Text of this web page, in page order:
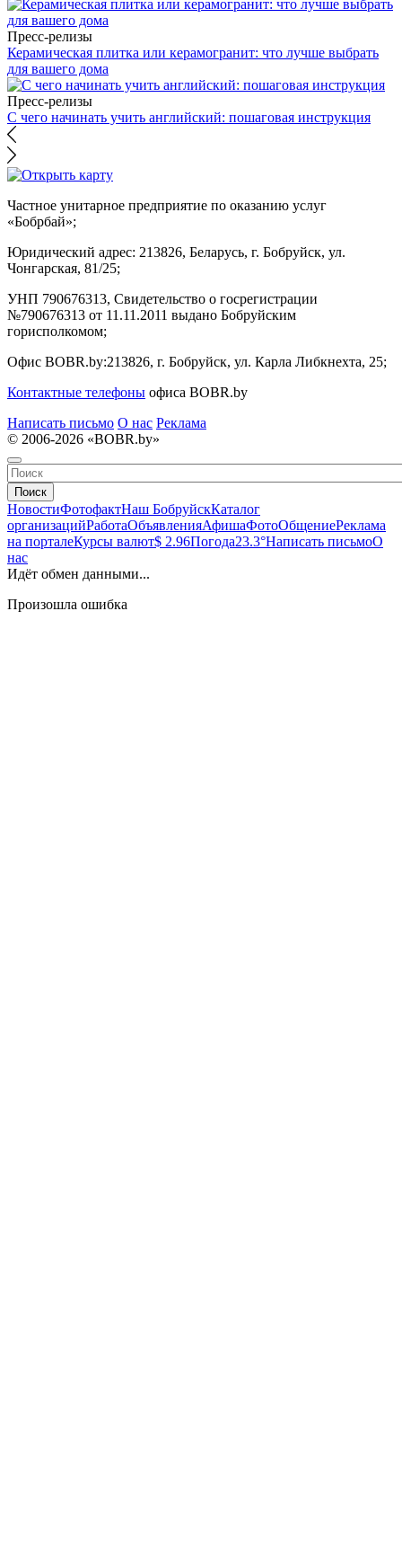
Пресс-релизы
Керамическая плитка или керамогранит: что лучше выбрать
для вашего дома
Пресс-релизы
С чего начинать учить английский: пошаговая инструкция
Частное унитарное предприятие по оказанию услуг
«Бобрбай»;
Юридический адрес: 213826, Беларусь, г. Бобруйск, ул.
Чонгарская, 81/25;
УНП 790676313, Свидетельство о госрегистрации
№790676313 от 11.11.2011 выдано Бобруйским
горисполкомом;
Офис BOBR.by:213826, г. Бобруйск, ул. Карла Либкнехта, 25;
Контактные телефоны офиса BOBR.by
Написать письмо О нас Реклама
© 2006-2026 «BOBR.by»
Поиск
НовостиФотофактНаш БобруйскКаталог
организацийРаботаОбъявленияАфишаФотоОбщениеРеклама
на порталеКурсы валют$ 2.96Погода23.3°Написать письмоО
нас
Идёт обмен данными...
Произошла ошибка